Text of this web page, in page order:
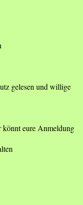
gelesen und willige
könnt eure Anmeldung